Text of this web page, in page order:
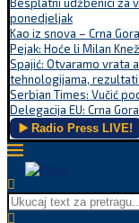
ponedjeljak
Kao iz snova – Crna
Pejak: Hoće li Milan
Spajić: Otvaramo vrata
tehnologijama,
Serbian Times: Vučić
Delegacija EU: Crna
▶️ Radio Press LIVE!